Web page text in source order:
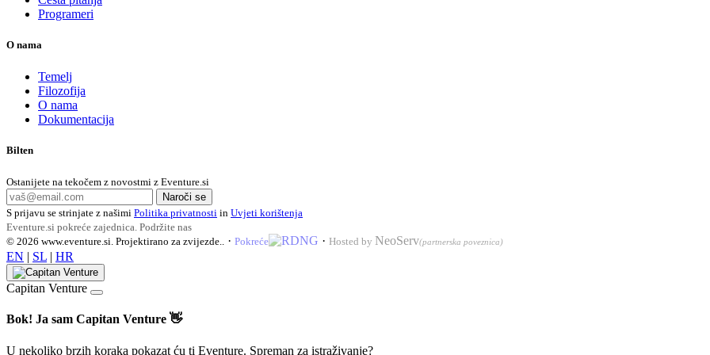
Programeri
O nama
Temelj
Filozofija
O nama
Dokumentacija
Bilten
Ostanijete na tekočem z novostmi z Eventure.si
Naroči se
S prijavu se strinjate z našimi Politika privatnosti in Uvjeti korištenja
Eventure.si pokreće zajednica. Podržite nas
© 2026 www.eventure.si Projektirano za zvijezde. · Pokreće · Hosted by NeoServ(partnerska poveznica)
EN | SL | HR
Capitan Venture
Bok! Ja sam Capitan Venture 👋
U nekoliko brzih koraka pokazat ću ti Eventure. Spreman za istraživanje?